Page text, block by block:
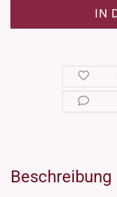
Beschreibung